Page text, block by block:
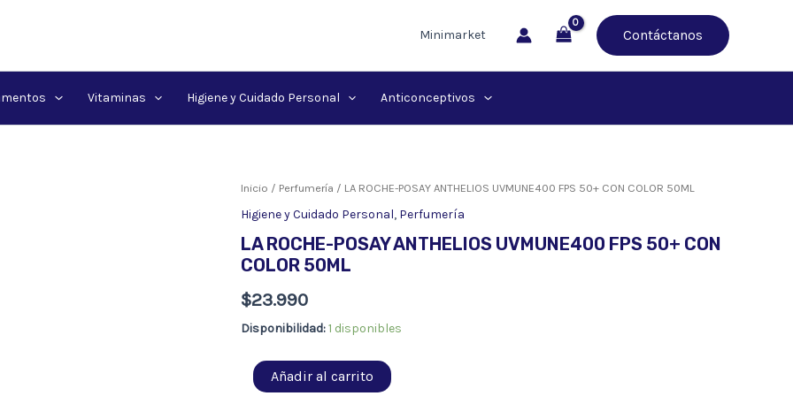
Minimarket Contáctanos
Vitaminas Higiene y Cuidado Personal Anticonceptivos
Inicio / Perfumería / LA ROCHE-POSAY ANTHELIOS UVMUNE400 FPS 50+ CON COLOR 50ML
Higiene y Cuidado Personal, Perfumería
LA ROCHE-POSAY ANTHELIOS UVMUNE400 FPS 50+ CON
COLOR 50ML
$23.990
Disponibilidad:1 disponibles
ROCHE-
Añadir al carrito